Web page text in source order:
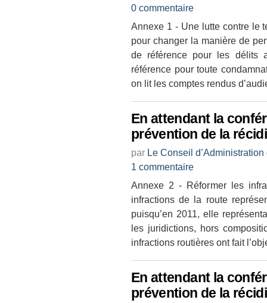
0 commentaire
Annexe 1 - Une lutte contre le
pour changer la manière de
de référence pour les délits
référence pour toute
on lit les comptes rendus
En attendant la
prévention de la
par Le Conseil d’Administration
1 commentaire
Annexe 2 - Réformer les
infractions de la route
puisqu’en 2011, elle
les juridictions, hors
infractions routières ont fait
En attendant la
prévention de la